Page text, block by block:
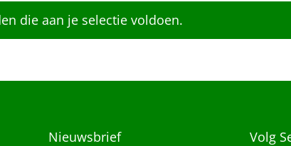
die aan je selectie voldoen.
Nieuwsbrief Volg